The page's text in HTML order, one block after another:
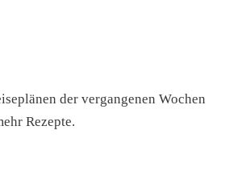
der vergangenen Wochen
Rezepte.